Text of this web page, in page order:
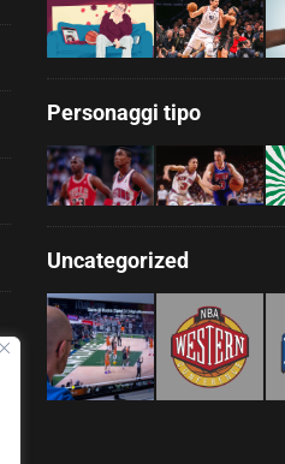
Personaggi tipo
Uncategorized